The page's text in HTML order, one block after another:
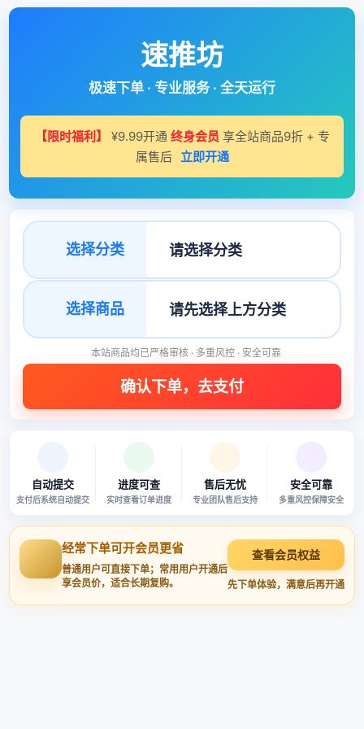
速推坊
极速下单 · 专业服务 · 全天运行
【限时福利】 ¥9.99开通 终身会员 享全站商品9折 + 专
属售后 立即开通
选择分类
选择商品
本站商品均已严格审核 · 多重风控 · 安全可靠
自动提交
支付后系统自动提交
进度可查
实时查看订单进度
售后无忧
专业团队售后支持
安全可靠
多重风控保障安全
经常下单可开会员更省
普通用户可直接下单；常用用户开通后
享会员价，适合长期复购。
查看会员权益
先下单体验，满意后再开通